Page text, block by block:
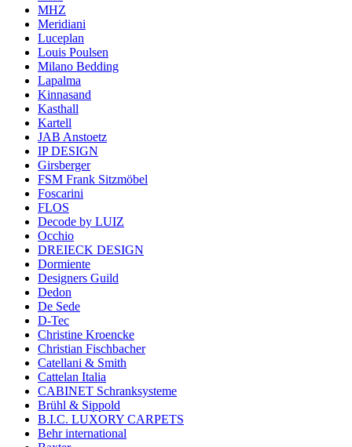
MHZ
Meridiani
Luceplan
Louis Poulsen
Milano Bedding
Lapalma
Kinnasand
Kasthall
Kartell
JAB Anstoetz
IP DESIGN
Girsberger
FSM Frank Sitzmöbel
Foscarini
FLOS
Decode by LUIZ
Occhio
DREIECK DESIGN
Dormiente
Designers Guild
Dedon
De Sede
D-Tec
Christine Kroencke
Christian Fischbacher
Catellani & Smith
Cattelan Italia
CABINET Schranksysteme
Brühl & Sippold
B.I.C. LUXORY CARPETS
Behr international